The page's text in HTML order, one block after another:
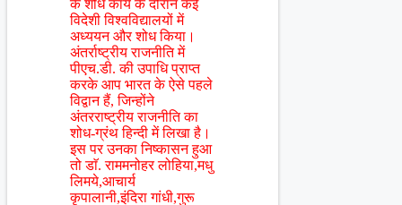
के शोध कार्य के दौरान कई
विदेशी विश्वविद्यालयों में
अध्ययन और शोध किया।
अंतर्राष्ट्रीय राजनीति में
पीएच.डी. की उपाधि प्राप्त
करके आप भारत के ऐसे पहले
विद्वान हैं, जिन्होंने
अंतरराष्ट्रीय राजनीति का
शोध-ग्रंथ हिन्दी में लिखा है।
इस पर उनका निष्कासन हुआ
तो डाॅ. राममनोहर लोहिया,मधु
लिमये,आचार्य
कृपालानी,इंदिरा गांधी,गुरू